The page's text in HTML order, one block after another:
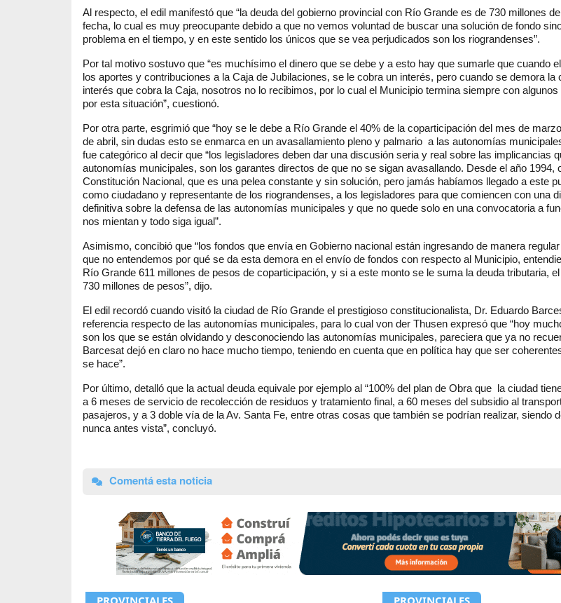
Al respecto, el edil manifestó que “la deuda del gobierno provincial con Río Grande es de 730 millones
fecha, lo cual es muy preocupante debido a que no vemos voluntad de buscar una solución de fondo
problema en el tiempo, y en este sentido los únicos que se vea perjudicados son los riograndenses”.
Por tal motivo sostuvo que “es muchísimo el dinero que se debe y a esto hay que sumarle que cuando
los aportes y contribuciones a la Caja de Jubilaciones, se le cobra un interés, pero cuando se demora la
interés que cobra la Caja, nosotros no lo recibimos, por lo cual el Municipio termina siempre con
por esta situación”, cuestionó.
Por otra parte, esgrimió que “hoy se le debe a Río Grande el 40% de la coparticipación del mes de
de abril, sin dudas esto se enmarca en un avasallamiento pleno y palmario a las autonomías
fue categórico al decir que “los legisladores deben dar una discusión seria y real sobre las implicancias
autonomías municipales, son los garantes directos de que no se sigan avasallando. Desde el año 1994,
Constitución Nacional, que es una pelea constante y sin solución, pero jamás habíamos llegado a este
como ciudadano y representante de los riograndenses, a los legisladores para que comiencen con una
definitiva sobre la defensa de las autonomías municipales y que no quede solo en una convocatoria a
nos mientan y todo siga igual”.
Asimismo, concibió que “los fondos que envía en Gobierno nacional están ingresando de manera
que no entendemos por qué se da esta demora en el envío de fondos con respecto al Municipio,
Río Grande 611 millones de pesos de coparticipación, y si a este monto se le suma la deuda tributaria,
730 millones de pesos”, dijo.
El edil recordó cuando visitó la ciudad de Río Grande el prestigioso constitucionalista, Dr. Eduardo
referencia respecto de las autonomías municipales, para lo cual von der Thusen expresó que “hoy
son los que se están olvidando y desconociendo las autonomías municipales, pareciera que ya no
Barcesat dejó en claro no hace mucho tiempo, teniendo en cuenta que en política hay que ser
se hace”.
Por último, detalló que la actual deuda equivale por ejemplo al “100% del plan de Obra que la ciudad
a 6 meses de servicio de recolección de residuos y tratamiento final, a 60 meses del subsidio al
pasajeros, y a 3 doble vía de la Av. Santa Fe, entre otras cosas que también se podrían realizar, siendo
nunca antes vista”, concluyó.
Comentá esta noticia